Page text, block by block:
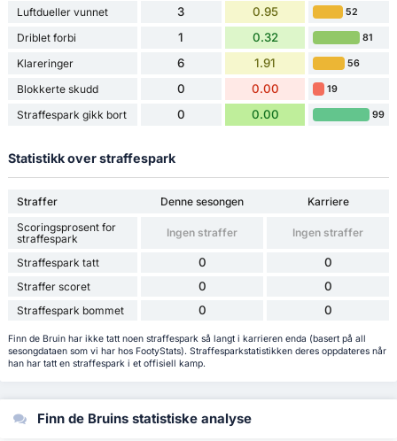
Luftdueller vunnet 3 0.95 52
Driblet forbi 1 0.32 81
Klareringer 6 1.91 56
Blokkerte skudd 0 0.00 19
Straffespark gikk bort 0 0.00 99
Statistikk over straffespark
Straffer Denne sesongen
Karriere
Scoringsprosent for
straffespark
Ingen straffer Ingen straffer
Straffespark tatt 0 0
Straffer scoret 0 0
Straffespark bommet 0 0
Finn de Bruin har ikke tatt noen straffespark så langt i karrieren enda (basert på all
sesongdataen som vi har hos FootyStats). Straffesparkstatistikken deres oppdateres når
han har tatt en straffespark i et offisiell kamp.
Finn de Bruins statistiske analyse